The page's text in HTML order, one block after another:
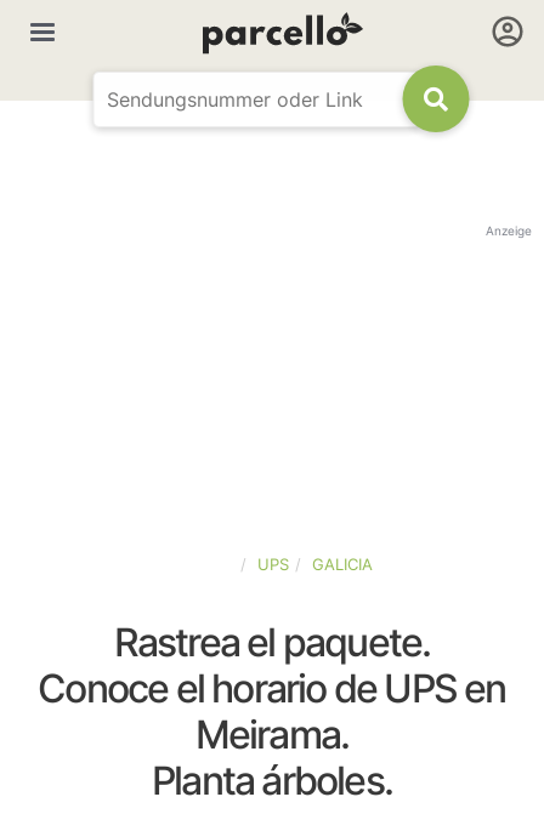
Anzeige
UPS GALICIA
Rastrea el paquete.
Conoce el horario de UPS en
Meirama.
Planta árboles.